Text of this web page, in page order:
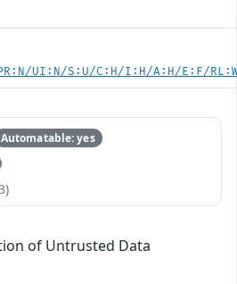
UI:N/S:U/C:H/I:H/A:H/E:F/
Automatable: yes
of Untrusted Data